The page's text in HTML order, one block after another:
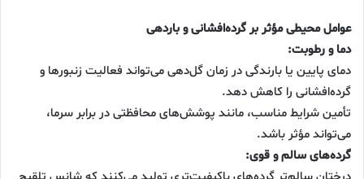
عوامل محیطی مؤثر بر گرده‌افشانی و باردهی
دما و رطوبت:
دمای پایین یا بارندگی در زمان گل‌دهی می‌تواند فعالیت زنبورها و
گرده‌افشانی را کاهش دهد.
تأمین شرایط مناسب، مانند پوشش‌های محافظتی در برابر سرما،
می‌تواند مؤثر باشد.
گرده‌های سالم و قوی: